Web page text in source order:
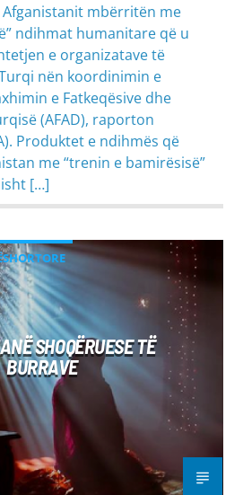
mbërritën me
ndihmat humanitare që u
e organizatave të
nën koordinimin e
e Fatkeqësive dhe
(AFAD), raporton
Produktet e ndihmës që
me “trenin e bamirësisë”
[…]
FETARE
SHOQËRUESE TË
BURRAVE